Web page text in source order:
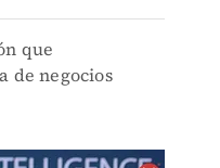
que
de negocios